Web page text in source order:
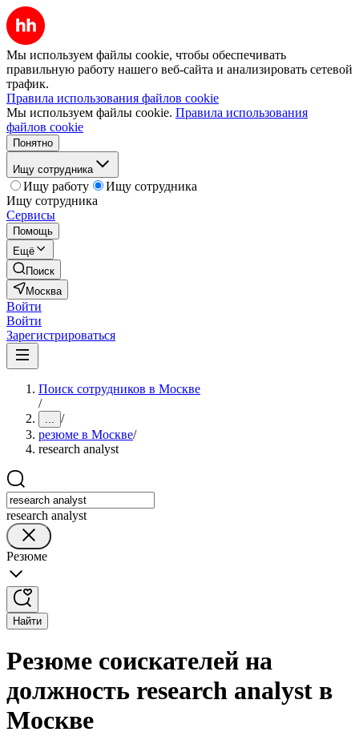
Мы используем файлы cookie, чтобы обеспечивать
правильную работу нашего веб-сайта и анализировать сетевой
трафик.
Правила использования файлов cookie
Мы используем файлы cookie. Правила использования
файлов cookie
Понятно
Ищу сотрудника
Ищу работу
Ищу сотрудника
Ищу сотрудника
Сервисы
Помощь
Ещё
Поиск
Москва
Войти
Войти
Зарегистрироваться
Поиск сотрудников в Москве
/
... /
резюме в Москве/
research analyst
research analyst
Резюме
Найти
Резюме соискателей на
должность research analyst в
Москве